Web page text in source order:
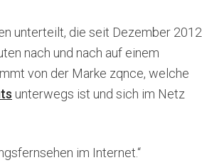
unterteilt, die seit Dezember 2012
nach und nach auf einem
von der Marke zqnce, welche
unterwegs ist und sich im Netz
im Internet.“